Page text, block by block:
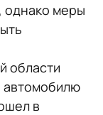
однако меры
области
автомобилю
в